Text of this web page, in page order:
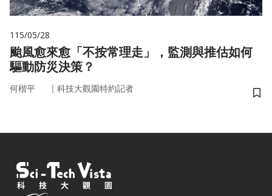
115/05/28
颱風愈來愈「不按常理走」，監測與推估如何
驅動防災決策？
何楷平 ｜ 科技大觀園特約記者
儲